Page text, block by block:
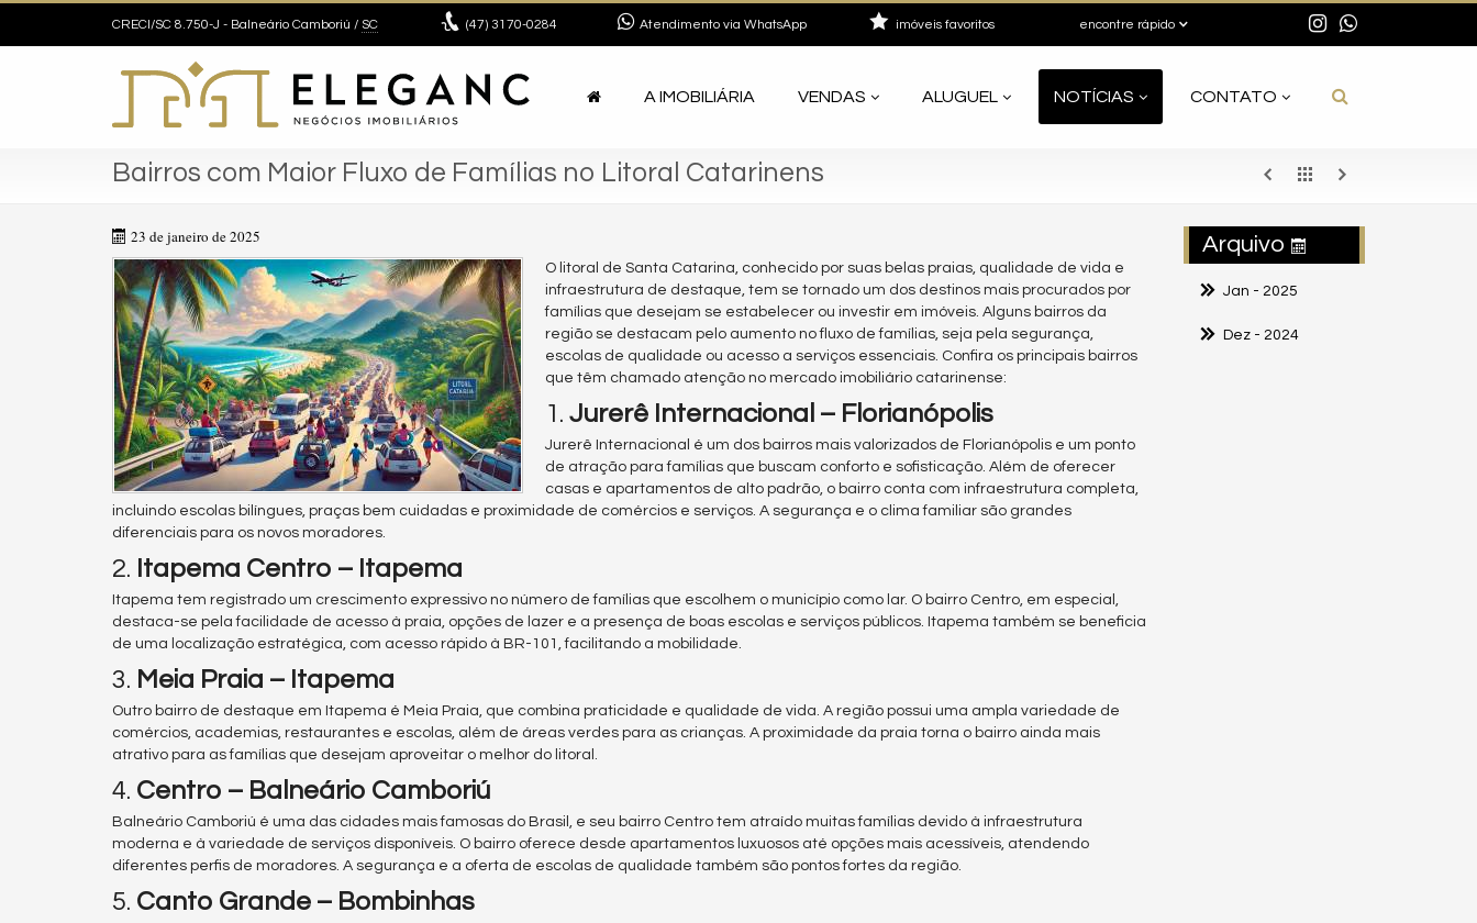
CRECI/SC 8.750-J - Balneário Camboriú / SC (47) 3170-0284 Atendimento via WhatsApp encontre rápido
imóveis favoritos
A IMOBILIÁRIA VENDAS ALUGUEL NOTÍCIAS CONTATO
Bairros com Maior Fluxo de Famílias no Litoral Catarinens
23 de janeiro de 2025
O litoral de Santa Catarina, conhecido por suas belas praias, qualidade de vida e
infraestrutura de destaque, tem se tornado um dos destinos mais procurados por
famílias que desejam se estabelecer ou investir em imóveis. Alguns bairros da
região se destacam pelo aumento no fluxo de famílias, seja pela segurança,
escolas de qualidade ou acesso a serviços essenciais. Confira os principais bairros
que têm chamado atenção no mercado imobiliário catarinense:
1. Jurerê Internacional – Florianópolis
Jurerê Internacional é um dos bairros mais valorizados de Florianópolis e um ponto
de atração para famílias que buscam conforto e sofisticação. Além de oferecer
casas e apartamentos de alto padrão, o bairro conta com infraestrutura completa,
incluindo escolas bilíngues, praças bem cuidadas e proximidade de comércios e serviços. A segurança e o clima familiar são grandes
diferenciais para os novos moradores.
2. Itapema Centro – Itapema
Itapema tem registrado um crescimento expressivo no número de famílias que escolhem o município como lar. O bairro Centro, em especial,
destaca-se pela facilidade de acesso à praia, opções de lazer e a presença de boas escolas e serviços públicos. Itapema também se beneficia
de uma localização estratégica, com acesso rápido à BR-101, facilitando a mobilidade.
3. Meia Praia – Itapema
Outro bairro de destaque em Itapema é Meia Praia, que combina praticidade e qualidade de vida. A região possui uma ampla variedade de
comércios, academias, restaurantes e escolas, além de áreas verdes para as crianças. A proximidade da praia torna o bairro ainda mais
atrativo para as famílias que desejam aproveitar o melhor do litoral.
4. Centro – Balneário Camboriú
Balneário Camboriú é uma das cidades mais famosas do Brasil, e seu bairro Centro tem atraído muitas famílias devido à infraestrutura
moderna e à variedade de serviços disponíveis. O bairro oferece desde apartamentos luxuosos até opções mais acessíveis, atendendo
diferentes perfis de moradores. A segurança e a oferta de escolas de qualidade também são pontos fortes da região.
5. Canto Grande – Bombinhas
Arquivo
Jan - 2025
Dez - 2024